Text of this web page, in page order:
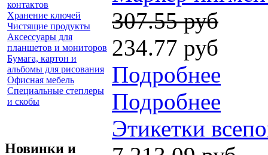
контактов
Хранение ключей
Чистящие продукты
Аксессуары для
планшетов и мониторов
Бумага, картон и
альбомы для рисования
Офисная мебель
Специальные степлеры
и скобы
Новинки и
307.55 руб
234.77 руб
Подробнее
Подробнее
Этикетки